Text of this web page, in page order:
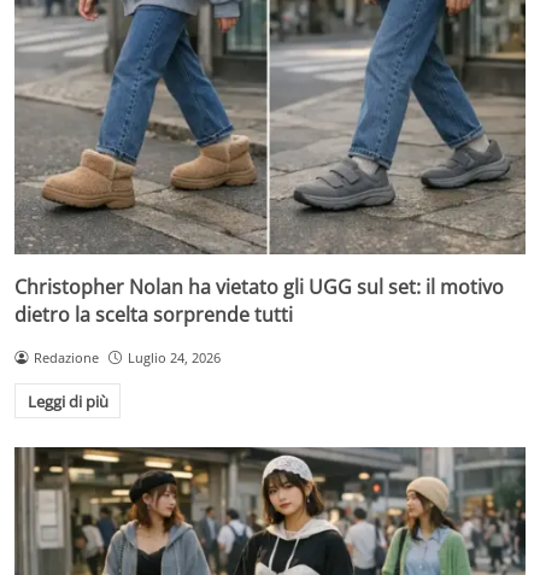
Christopher Nolan ha vietato gli UGG sul set: il motivo
dietro la scelta sorprende tutti
Redazione Luglio 24, 2026
Leggi di più